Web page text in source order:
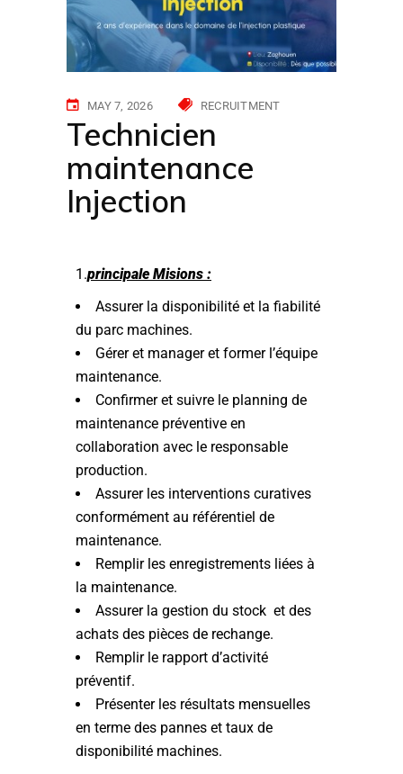
MAY 7, 2026 RECRUITMENT
Technicien
maintenance
Injection
1.principale Misions :
Assurer la disponibilité et la fiabilité
du parc machines.
Gérer et manager et former l’équipe
maintenance.
Confirmer et suivre le planning de
maintenance préventive en
collaboration avec le responsable
production.
Assurer les interventions curatives
conformément au référentiel de
maintenance.
Remplir les enregistrements liées à
la maintenance.
Assurer la gestion du stock et des
achats des pièces de rechange.
Remplir le rapport d’activité
préventif.
Présenter les résultats mensuelles
en terme des pannes et taux de
disponibilité machines.